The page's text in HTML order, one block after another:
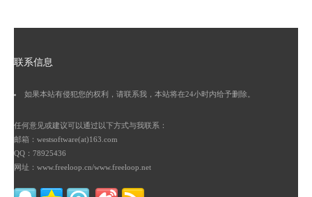
联系信息
如果本站有侵犯您的权利，请联系我，本站将在24小时内给予删除。
任何意见或建议可以通过以下方式与我联系：
邮箱：westsoftware(at)163.com
QQ：78925436
网址：www.freeloop.cn/www.freeloop.net